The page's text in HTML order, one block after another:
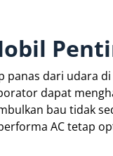
dari udara
dapat
bau tidak
AC tetap